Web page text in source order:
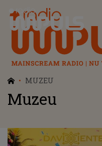
Radio Impuls
MUZEU
Muzeu